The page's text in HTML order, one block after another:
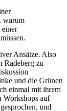
warum
einer
Ansätze. Also
Radeberg zu
und die Grünen
einmal mit ihrem
Workshops auf
und